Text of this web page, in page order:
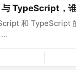
TypeScript，
和 TypeScript